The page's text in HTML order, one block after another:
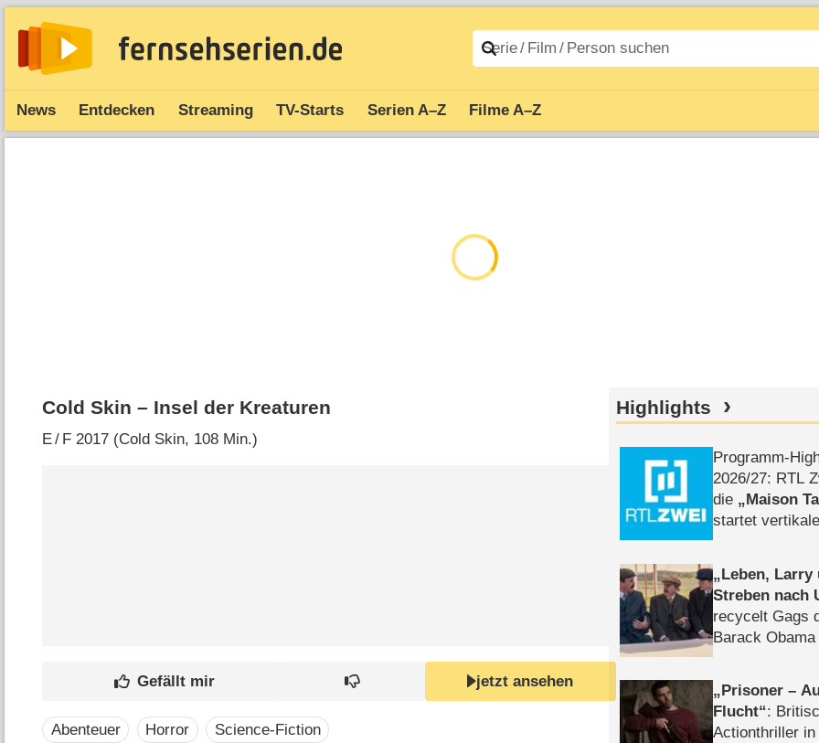
News Entdecken Streaming TV-Starts Serien A–Z Filme A–Z
Cold Skin – Insel der Kreaturen
E/ F 2017 (Cold Skin‎, 108 Min.)
jetzt ansehen
Abenteuer Horror Science-Fiction
Highlights
Programm-
2026/​27: RTL
die
Maison
startet
Leben, Larry
Streben nach
recycelt Gags
Barack
Prisoner –
Flucht :
Actionthriller